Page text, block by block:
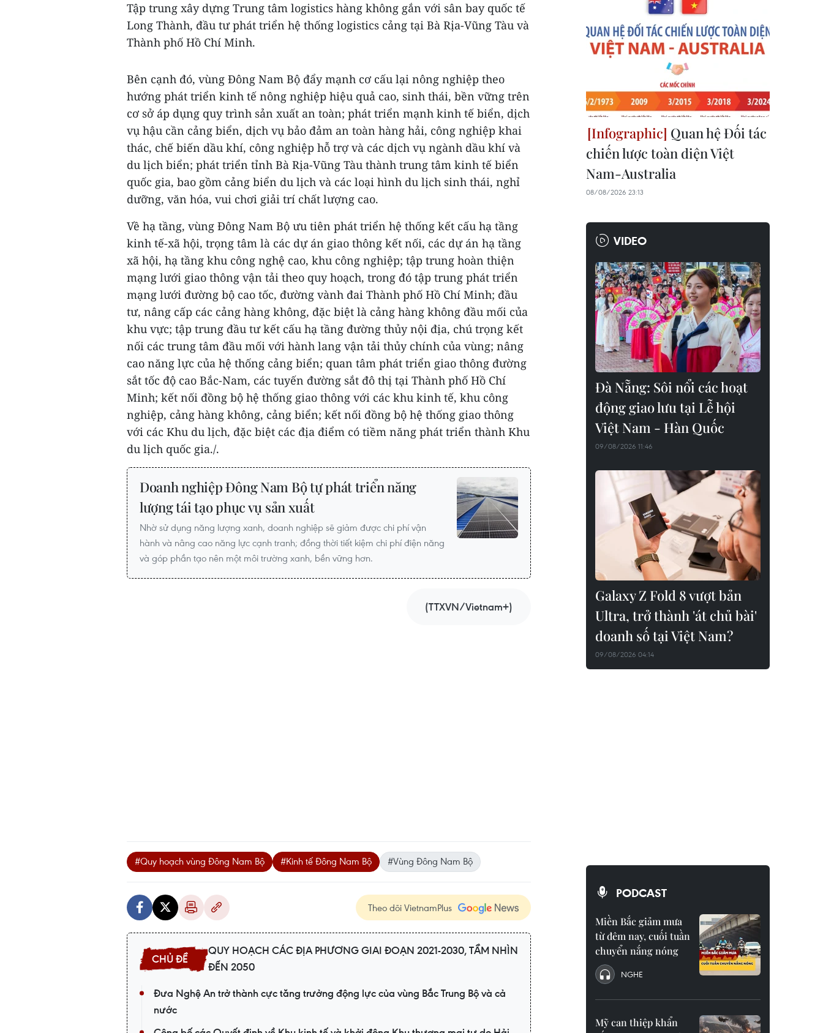
Tập trung xây dựng Trung tâm logistics hàng không gắn với sân bay quốc tế
Long Thành, đầu tư phát triển hệ thống logistics cảng tại Bà Rịa-Vũng Tàu và
Thành phố Hồ Chí Minh.
Bên cạnh đó, vùng Đông Nam Bộ đẩy mạnh cơ cấu lại nông nghiệp theo
hướng phát triển kinh tế nông nghiệp hiệu quả cao, sinh thái, bền vững trên
cơ sở áp dụng quy trình sản xuất an toàn; phát triển mạnh kinh tế biển, dịch
vụ hậu cần cảng biển, dịch vụ bảo đảm an toàn hàng hải, công nghiệp khai
thác, chế biến dầu khí, công nghiệp hỗ trợ và các dịch vụ ngành dầu khí và
du lịch biển; phát triển tỉnh Bà Rịa-Vũng Tàu thành trung tâm kinh tế biển
quốc gia, bao gồm cảng biển du lịch và các loại hình du lịch sinh thái, nghỉ
dưỡng, văn hóa, vui chơi giải trí chất lượng cao.
Về hạ tầng, vùng Đông Nam Bộ ưu tiên phát triển hệ thống kết cấu hạ tầng
kinh tế-xã hội, trọng tâm là các dự án giao thông kết nối, các dự án hạ tầng
xã hội, hạ tầng khu công nghệ cao, khu công nghiệp; tập trung hoàn thiện
mạng lưới giao thông vận tải theo quy hoạch, trong đó tập trung phát triển
mạng lưới đường bộ cao tốc, đường vành đai Thành phố Hồ Chí Minh; đầu
tư, nâng cấp các cảng hàng không, đặc biệt là cảng hàng không đầu mối của
khu vực; tập trung đầu tư kết cấu hạ tầng đường thủy nội địa, chú trọng kết
nối các trung tâm đầu mối với hành lang vận tải thủy chính của vùng; nâng
cao năng lực của hệ thống cảng biển; quan tâm phát triển giao thông đường
sắt tốc độ cao Bắc-Nam, các tuyến đường sắt đô thị tại Thành phố Hồ Chí
Minh; kết nối đồng bộ hệ thống giao thông với các khu kinh tế, khu công
nghiệp, cảng hàng không, cảng biển; kết nối đồng bộ hệ thống giao thông
với các Khu du lịch, đặc biệt các địa điểm có tiềm năng phát triển thành Khu
du lịch quốc gia./.
Doanh nghiệp Đông Nam Bộ tự phát triển năng
lượng tái tạo phục vụ sản xuất
Nhờ sử dụng năng lượng xanh, doanh nghiệp sẽ giảm được chi phí vận
hành và nâng cao năng lực cạnh tranh; đồng thời tiết kiệm chi phí điện năng
và góp phần tạo nên một môi trường xanh, bền vững hơn.
(TTXVN/Vietnam+)
#Quy hoạch vùng Đông Nam Bộ #Kinh tế Đông Nam Bộ #Vùng Đông Nam Bộ
Theo dõi VietnamPlus
QUY HOẠCH CÁC ĐỊA PHƯƠNG GIAI ĐOẠN 2021-2030, TẦM NHÌN
ĐẾN 2050
Đưa Nghệ An trở thành cực tăng trưởng động lực của vùng Bắc Trung Bộ và cả
nước
Quan hệ Đối tác
chiến lược toàn diện Việt
Nam-Australia
08/08/2026 23:13
VIDEO
Đà Nẵng: Sôi nổi các hoạt
động giao lưu tại Lễ hội
Việt Nam - Hàn Quốc
09/08/2026 11:46
Galaxy Z Fold 8 vượt bản
Ultra, trở thành 'át chủ bài'
doanh số tại Việt Nam?
09/08/2026 04:14
PODCAST
Miền Bắc giảm mưa
từ đêm nay, cuối tuần
chuyển nắng nóng
NGHE
Mỹ can thiệp khẩn